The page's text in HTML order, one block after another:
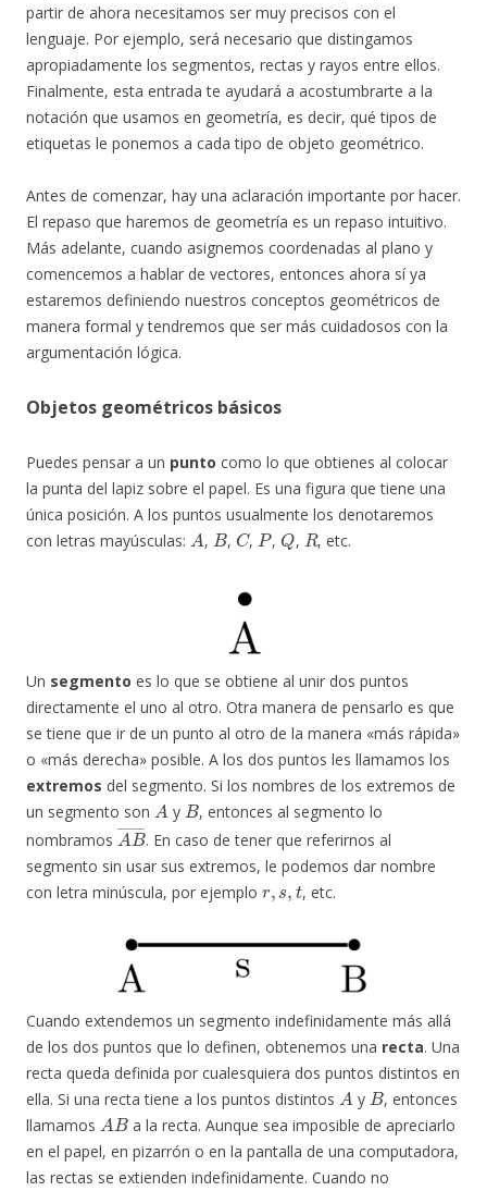
partir de ahora necesitamos ser muy precisos con el
lenguaje. Por ejemplo, será necesario que distingamos
apropiadamente los segmentos, rectas y rayos entre ellos.
Finalmente, esta entrada te ayudará a acostumbrarte a la
notación que usamos en geometría, es decir, qué tipos de
etiquetas le ponemos a cada tipo de objeto geométrico.
Antes de comenzar, hay una aclaración importante por hacer.
El repaso que haremos de geometría es un repaso intuitivo.
Más adelante, cuando asignemos coordenadas al plano y
comencemos a hablar de vectores, entonces ahora sí ya
estaremos definiendo nuestros conceptos geométricos de
manera formal y tendremos que ser más cuidadosos con la
argumentación lógica.
Objetos geométricos básicos
Puedes pensar a un punto como lo que obtienes al colocar
la punta del lapiz sobre el papel. Es una figura que tiene una
única posición. A los puntos usualmente los denotaremos
con letras mayúsculas:
A
,
B
,
C
,
P
,
Q
,
R
, etc.
Un segmento es lo que se obtiene al unir dos puntos
directamente el uno al otro. Otra manera de pensarlo es que
se tiene que ir de un punto al otro de la manera «más rápida»
o «más derecha» posible. A los dos puntos les llamamos los
extremos del segmento. Si los nombres de los extremos de
un segmento son
A
y
B
, entonces al segmento lo
nombramos
AB―
. En caso de tener que referirnos al
segmento sin usar sus extremos, le podemos dar nombre
con letra minúscula, por ejemplo
r,s,t
, etc.
Cuando extendemos un segmento indefinidamente más allá
de los dos puntos que lo definen, obtenemos una recta. Una
recta queda definida por cualesquiera dos puntos distintos en
ella. Si una recta tiene a los puntos distintos
A
y
B
, entonces
llamamos
AB
a la recta. Aunque sea imposible de apreciarlo
en el papel, en pizarrón o en la pantalla de una computadora,
las rectas se extienden indefinidamente. Cuando no